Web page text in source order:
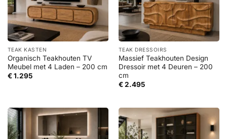
TEAK KASTEN
Organisch Teakhouten TV
Meubel met 4 Laden – 200 cm
€1.295
TEAK DRESSOIRS
Massief Teakhouten Design
Dressoir met 4 Deuren – 200
cm
€2.495